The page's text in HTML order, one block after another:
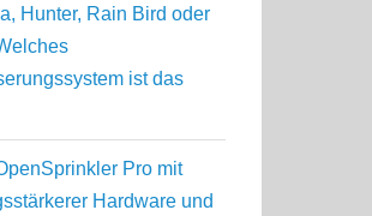
Hunter, Rain Bird oder
ist das
Pro mit
Hardware und